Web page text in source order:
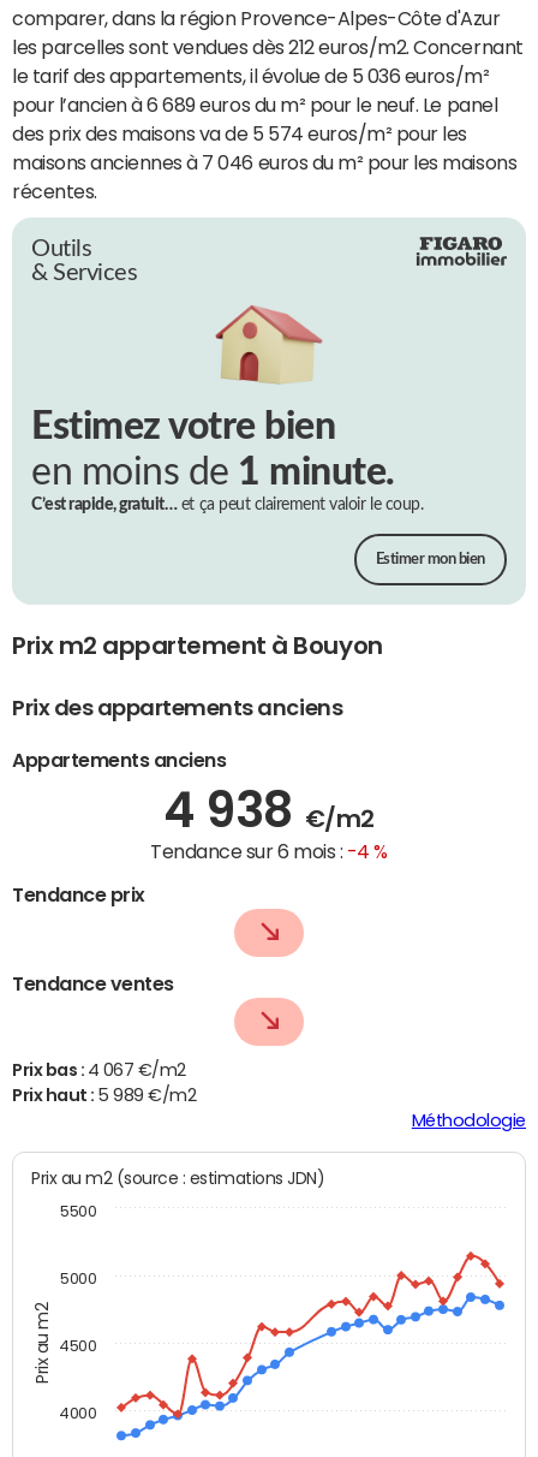
comparer, dans la région Provence-Alpes-Côte d'Azur
les parcelles sont vendues dès 212 euros/m2. Concernant
le tarif des appartements, il évolue de 5 036 euros/m²
pour l’ancien à 6 689 euros du m² pour le neuf. Le panel
des prix des maisons va de 5 574 euros/m² pour les
maisons anciennes à 7 046 euros du m² pour les maisons
récentes.
Outils
& Services
Estimez votre bien
en moins de 1 minute.
C’est rapide, gratuit…et ça peut clairement valoir le coup.
Estimer mon bien
Prix m2 appartement à Bouyon
Prix des appartements anciens
Appartements anciens
4 938 €/m2
Tendance sur 6 mois : -4 %
Tendance prix
Tendance ventes
Prix bas : 4 067 €/m2
Prix haut : 5 989 €/m2
Méthodologie
Prix au m2
Prix au m2 (source : estimations JDN)
4000
4500
5000
5500